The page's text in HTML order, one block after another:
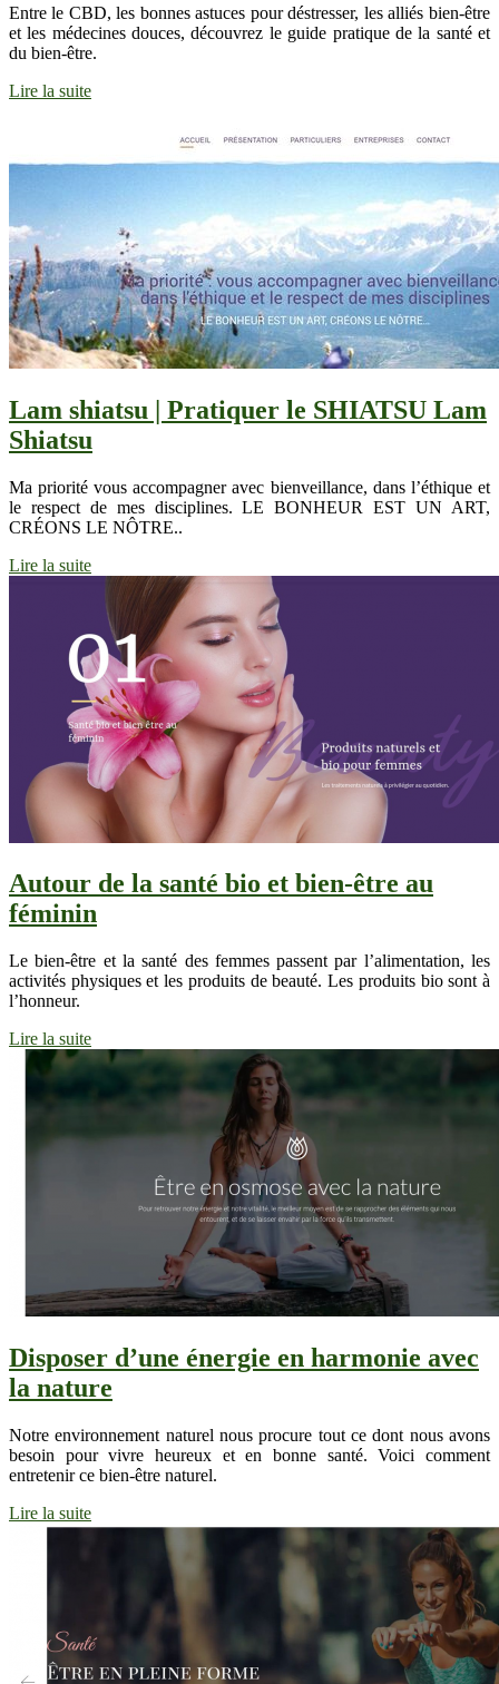
Entre le CBD, les bonnes astuces pour déstresser, les alliés bien-être
et les médecines douces, découvrez le guide pratique de la santé et
du bien-être.
Lire la suite
Lam shiatsu | Pratiquer le SHIATSU Lam
Shiatsu
Ma priorité vous accompagner avec bienveillance, dans l’éthique et
le respect de mes disciplines. LE BONHEUR EST UN ART,
CRÉONS LE NÔTRE..
Lire la suite
Autour de la santé bio et bien-être au
féminin
Le bien-être et la santé des femmes passent par l’alimentation, les
activités physiques et les produits de beauté. Les produits bio sont à
l’honneur.
Lire la suite
Disposer d’une énergie en harmonie avec
la nature
Notre environnement naturel nous procure tout ce dont nous avons
besoin pour vivre heureux et en bonne santé. Voici comment
entretenir ce bien-être naturel.
Lire la suite